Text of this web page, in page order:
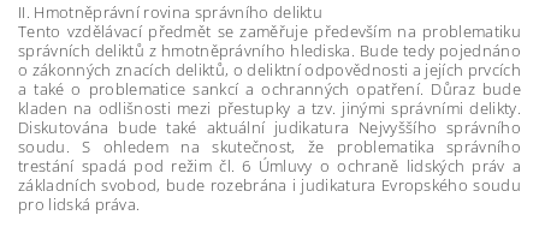
II. Hmotněprávní rovina správního deliktu
Tento vzdělávací předmět se zaměřuje především na problematiku
správních deliktů z hmotněprávního hlediska. Bude tedy pojednáno
o zákonných znacích deliktů, o deliktní odpovědnosti a jejích prvcích
a také o problematice sankcí a ochranných opatření. Důraz bude
kladen na odlišnosti mezi přestupky a tzv. jinými správními delikty.
Diskutována bude také aktuální judikatura Nejvyššího správního
soudu. S ohledem na skutečnost, že problematika správního
trestání spadá pod režim čl. 6 Úmluvy o ochraně lidských práv a
základních svobod, bude rozebrána i judikatura Evropského soudu
pro lidská práva.